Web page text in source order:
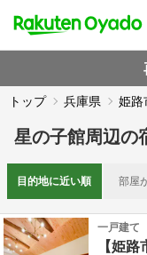
トップ 兵庫県 姫路
星の子館周辺の
目的地に近い順 部屋
一戸建て
【姫